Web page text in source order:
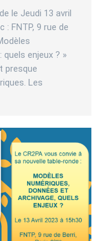
le Jeudi 13 avril
: FNTP, 9 rue de
enjeux ? »
presque
Les